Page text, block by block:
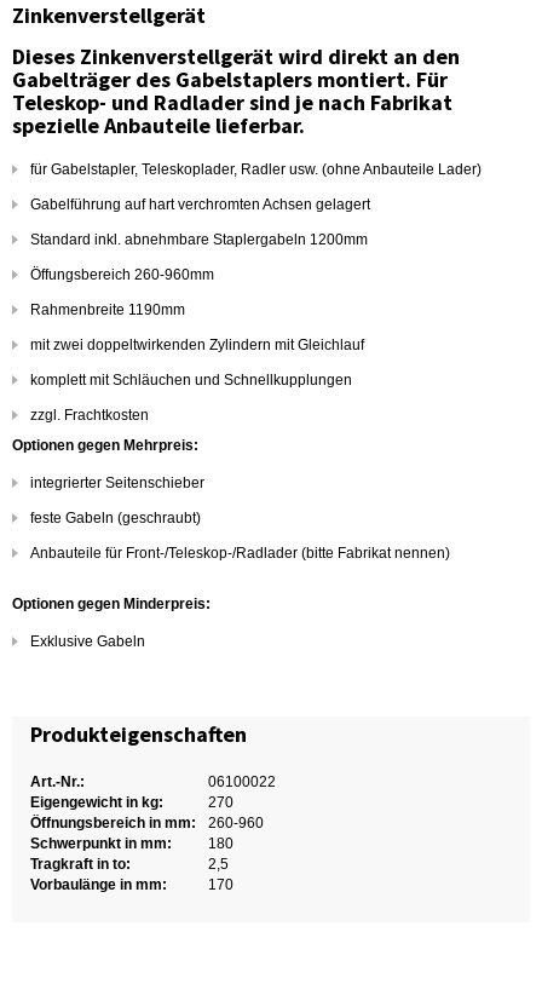
Zinkenverstellgerät
Dieses Zinkenverstellgerät wird direkt an den
Gabelträger des Gabelstaplers montiert. Für
Teleskop- und Radlader sind je nach Fabrikat
spezielle Anbauteile lieferbar.
für Gabelstapler, Teleskoplader, Radler usw. (ohne Anbauteile Lader)
Gabelführung auf hart verchromten Achsen gelagert
Standard inkl. abnehmbare Staplergabeln 1200mm
Öffungsbereich 260-960mm
Rahmenbreite 1190mm
mit zwei doppeltwirkenden Zylindern mit Gleichlauf
komplett mit Schläuchen und Schnellkupplungen
zzgl. Frachtkosten
Optionen gegen Mehrpreis:
integrierter Seitenschieber
feste Gabeln (geschraubt)
Anbauteile für Front-/Teleskop-/Radlader (bitte Fabrikat nennen)
Optionen gegen Minderpreis:
Exklusive Gabeln
Produkteigenschaften
Art.-Nr.:
06100022
Eigengewicht in kg:
270
Öffnungsbereich in mm:
260-960
Schwerpunkt in mm:
180
Tragkraft in to:
2,5
Vorbaulänge in mm:
170